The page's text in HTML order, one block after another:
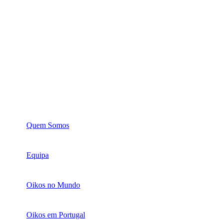
Quem Somos
Equipa
Oikos no Mundo
Oikos em Portugal